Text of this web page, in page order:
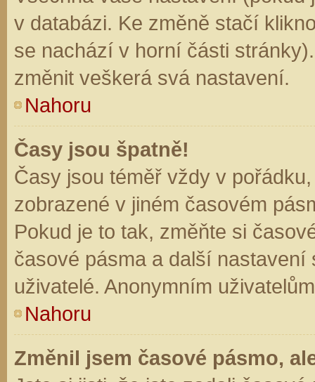
v databázi. Ke změně stačí
se nachází v horní části
změnit veškerá svá nastavení.
Nahoru
Časy jsou špatně!
Časy jsou téměř vždy v
zobrazené v jiném časovém
Pokud je to tak, změňte si
časové pásma a další
uživatelé. Anonymním
Nahoru
Změnil jsem časové pásmo,